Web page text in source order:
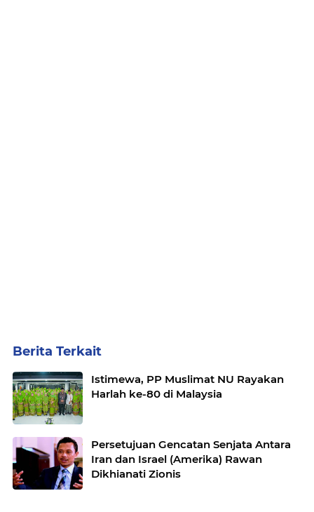
Berita Terkait
Istimewa, PP Muslimat NU Rayakan
Harlah ke-80 di Malaysia
Persetujuan Gencatan Senjata Antara
Iran dan Israel (Amerika) Rawan
Dikhianati Zionis